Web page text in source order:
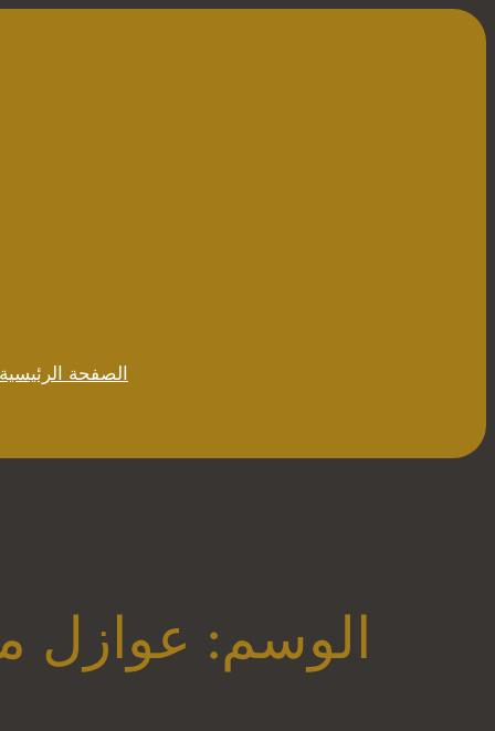
تخطى
الصفحة الرئيسية
الوسم: عوازل